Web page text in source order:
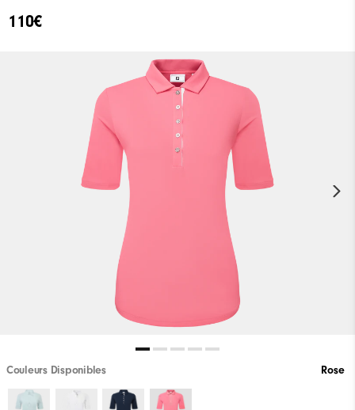
110€
Couleurs Disponibles Rose